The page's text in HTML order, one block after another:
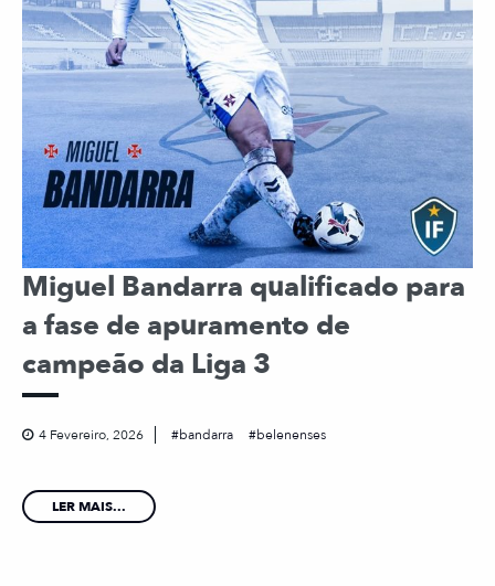
Miguel Bandarra qualificado para
a fase de apuramento de
campeão da Liga 3
4 Fevereiro, 2026 bandarra belenenses
LER MAIS...